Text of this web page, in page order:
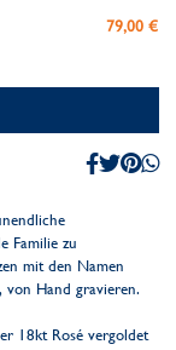
79,00 €
Familie zu
mit den Namen
von Hand gravieren.
18kt Rosé vergoldet